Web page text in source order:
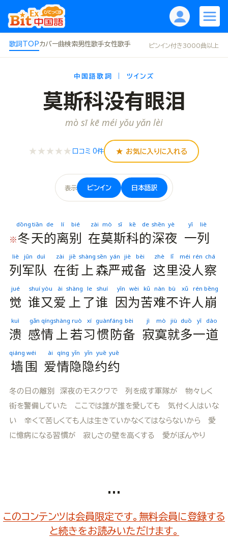
歌詞TOPカバー曲検索男性歌手女性歌手 ピンイン付き3000曲以上
中国語歌詞 ｜ ツインズ
莫斯科没有眼泪
mò sī kē méi yǒu yǎn lèi
★★★★★ 口コミ 0件 ★ お気に入りに入れる
表示 ピンイン 日本語訳
※冬
dōng
天
tiān
的
de
离
lí
别
bié
在
zài
莫
mò
斯
sī
科
kē
的
de
深
shēn
夜
yè
一
yī
列
liè
列
liè
军
jūn
队
duì
在
zài
街
jiē
上
shàng
森
sēn
严
yán
戒
jiè
备
bèi
这
zhè
里
lǐ
没
méi
人
rén
察
chá
觉
jué
谁
shuí
又
yòu
爱
ài
上
shàng
了
le
谁
shuí
因
yīn
为
wèi
苦
kǔ
难
nàn
不
bù
许
xǔ
人
rén
崩
bēng
溃
kuì
感
gǎn
情
qíng
上
shàng
若
ruò
习
xí
惯
guàn
防
fáng
备
bèi
寂
jì
寞
mò
就
jiù
多
duō
一
yī
道
dào
墙
qiáng
围
wéi
爱
ài
情
qíng
隐
yǐn
隐
yǐn
约
yuē
约
yuē
冬の日の離別 深夜のモスクワで 列を成す軍隊が 物々しく
街を警備していた ここでは誰が誰を愛しても 気付く人はいな
い 辛くて苦しくても人は生きていかなくてはならないから 愛
に憶病になる習慣が 寂しさの壁を高くする 愛がぼんやり
...
このコンテンツは会員限定です。無料会員に登録する
と続きをお読みいただけます。